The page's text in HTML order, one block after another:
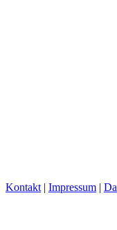
Kontakt | Impressum |